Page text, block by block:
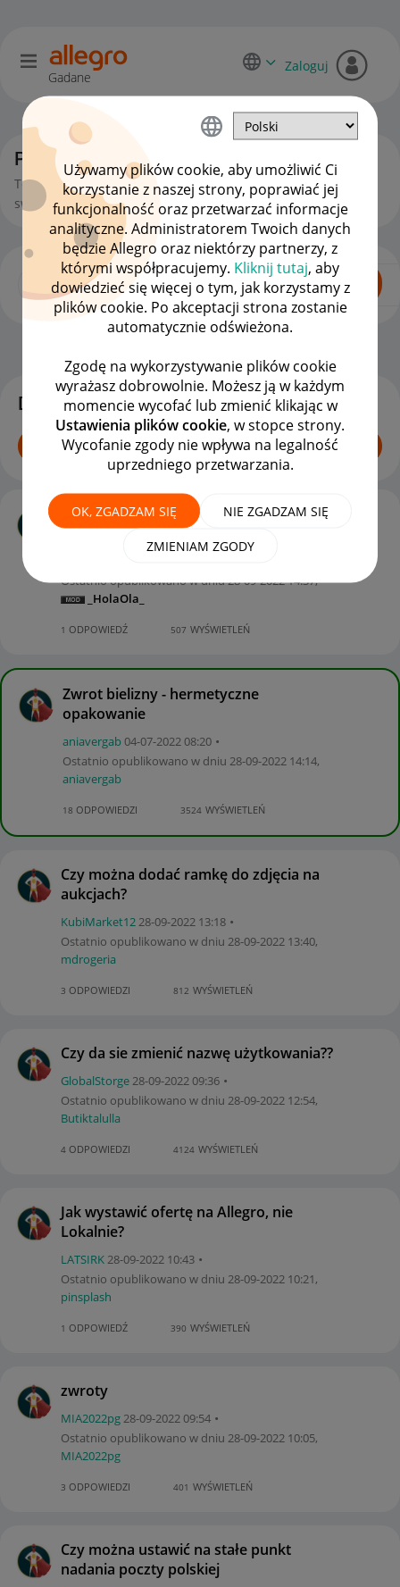
Używamy plików cookie, aby umożliwić Ci
korzystanie z naszej strony, poprawiać jej
funkcjonalność oraz przetwarzać informacje
analityczne. Administratorem Twoich danych
będzie Allegro oraz niektórzy partnerzy, z
którymi współpracujemy. Kliknij tutaj, aby
dowiedzieć się więcej o tym, jak korzystamy z
plików cookie. Po akceptacji strona zostanie
automatycznie odświeżona.
Zgodę na wykorzystywanie plików cookie
wyrażasz dobrowolnie. Możesz ją w każdym
momencie wycofać lub zmienić klikając w
Ustawienia plików cookie, w stopce strony.
Wycofanie zgody nie wpływa na legalność
uprzedniego przetwarzania.
OK, ZGADZAM SIĘ NIE ZGADZAM SIĘ
ZMIENIAM ZGODY
Gadane
Zaloguj
Początkujący sprzedawcy
To miejsce jest dla Ciebie, jeśli zaczynasz lub chcesz zacząć
swoją przygodę ze sprzedażą na Allegro.
Dyskusje
ROZPOCZNIJ TEMAT
jak wystawić aukcję z wykonaniem
usługi?
Ostatnio opublikowano w dniu‎28-09-202214:37,
_HolaOla_
1 ODPOWIEDŹ 507 WYŚWIETLEŃ
Zwrot bielizny - hermetyczne
opakowanie
aniavergab‎04-07-202208:20
Ostatnio opublikowano w dniu ‎28-09-2022 14:14,
aniavergab
18 ODPOWIEDZI 3524 WYŚWIETLEŃ
Czy można dodać ramkę do zdjęcia na
aukcjach?
KubiMarket12‎28-09-2022 13:18
Ostatnio opublikowano w dniu ‎28-09-2022 13:40,
mdrogeria
3 ODPOWIEDZI 812 WYŚWIETLEŃ
Czy da sie zmienić nazwę użytkowania??
GlobalStorge‎28-09-202209:36
Ostatnio opublikowano w dniu ‎28-09-2022 12:54,
Butiktalulla
4 ODPOWIEDZI 4124 WYŚWIETLEŃ
Jak wystawić ofertę na Allegro, nie
Lokalnie?
LATSIRK‎28-09-2022 10:43
Ostatnio opublikowano w dniu ‎28-09-2022 10:21,
pinsplash
1 ODPOWIEDŹ 390 WYŚWIETLEŃ
zwroty
MIA2022pg‎28-09-202209:54
Ostatnio opublikowano w dniu ‎28-09-2022 10:05,
MIA2022pg
3 ODPOWIEDZI 401 WYŚWIETLEŃ
Czy można ustawić na stałe punkt
nadania poczty polskiej